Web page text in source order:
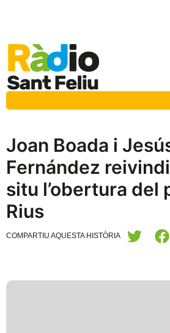
Joan Boada i
Fernández
situ l’obertura del
Rius
COMPARTIU AQUESTA HISTÒRIA